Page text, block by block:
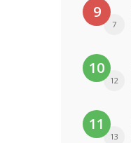
9
7
10
12
11
13